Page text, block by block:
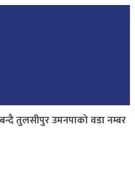
तुलसीपुर उमनपाको वडा नम्बर